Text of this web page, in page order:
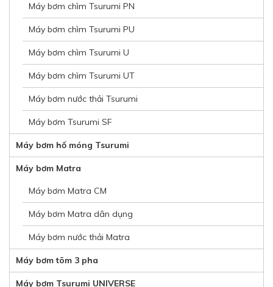
Máy bơm chìm Tsurumi PN
Máy bơm chìm Tsurumi PU
Máy bơm chìm Tsurumi U
Máy bơm chìm Tsurumi UT
Máy bơm nước thải Tsurumi
Máy bơm Tsurumi SF
Máy bơm hố móng Tsurumi
Máy bơm Matra
Máy bơm Matra CM
Máy bơm Matra dân dụng
Máy bơm nước thải Matra
Máy bơm tõm 3 pha
Máy bơm Tsurumi UNIVERSE